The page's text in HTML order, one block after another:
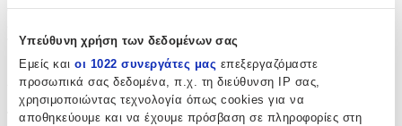
Υπεύθυνη χρήση των δεδομένων σας
Εμείς και οι 1022 συνεργάτες μας επεξεργαζόμαστε
προσωπικά σας δεδομένα, π.χ. τη διεύθυνση IP σας,
χρησιμοποιώντας τεχνολογία όπως cookies για να
αποθηκεύουμε και να έχουμε πρόσβαση σε πληροφορίες στη
αξεσουάρ. Το μαγνητικό στοιχείο προσθέτει μια διαδραστική
του.
Χαρακτηριστικά
Τύπος: